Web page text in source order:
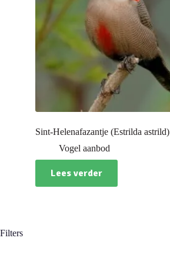
Sint-Helenafazantje (Estrilda astrild)
Vogel aanbod
Lees verder
Filters